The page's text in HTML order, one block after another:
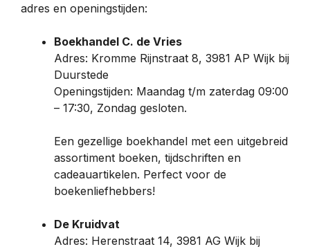
adres en openingstijden:
Boekhandel C. de Vries
Adres: Kromme Rijnstraat 8, 3981 AP Wijk bij
Duurstede
Openingstijden: Maandag t/m zaterdag 09:00
– 17:30, Zondag gesloten.
Een gezellige boekhandel met een uitgebreid
assortiment boeken, tijdschriften en
cadeauartikelen. Perfect voor de
boekenliefhebbers!
De Kruidvat
Adres: Herenstraat 14, 3981 AG Wijk bij